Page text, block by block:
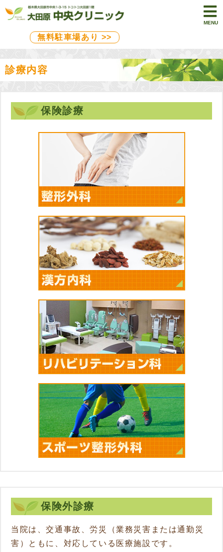
MENU
無料駐車場あり >>
診療内容
保険診療
保険外診療
当院は、交通事故、労災（業務災害または通勤災
害）ともに、対応している医療施設です。